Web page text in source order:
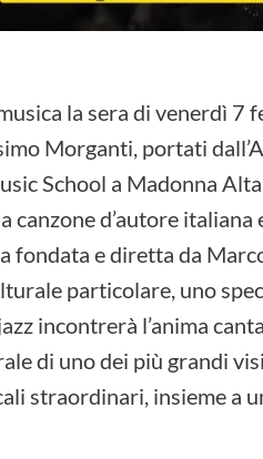
la sera di venerdì 7
Morganti, portati
School a Madonna
canzone d’autore italiana
fondata e diretta da
particolare, uno
incontrerà l’anima
di uno dei più grandi
straordinari, insieme a